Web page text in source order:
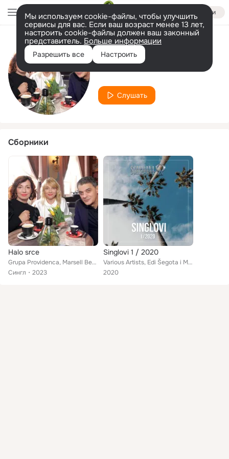
Войти
Мы используем cookie-файлы, чтобы улучшить
сервисы для вас. Если ваш возраст менее 13 лет,
настроить cookie-файлы должен ваш законный
представитель. Больше информации
Разрешить все Настроить
Исполнитель
Marsell Benzon
Слушать
Сборники
Halo srce
Grupa Providenca, Marsell Benzon
Сингл
2023
Singlovi 1 / 2020
Various Artists, Edi Šegota i Mislav Biočina, Vokalisti Salone, Goran Karan, Tedi Spalato, Marko Pecotić Peco, Hari Rončević, Ve...
2020